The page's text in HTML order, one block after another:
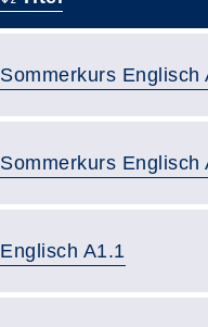
Sommerkurs
Sommerkurs
Englisch A1.1